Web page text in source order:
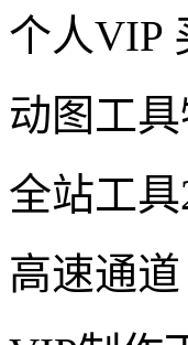
个人VIP
动图工
全站工
高速通道